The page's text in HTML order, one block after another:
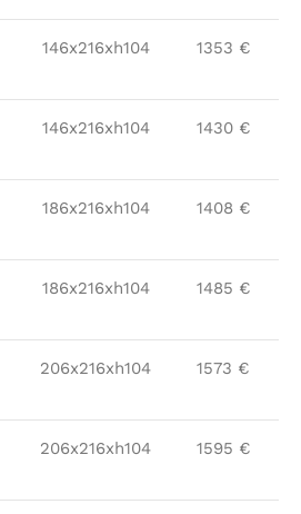
146x216xh104 1353 €
146x216xh104 1430 €
186x216xh104 1408 €
186x216xh104 1485 €
206x216xh104 1573 €
206x216xh104 1595 €